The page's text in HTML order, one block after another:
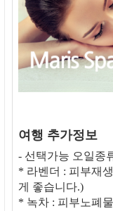
여행 추가정보
- 선택가능 오일종
* 라벤더 : 피부재
게 좋습니다.)
* 녹차 : 피부노폐